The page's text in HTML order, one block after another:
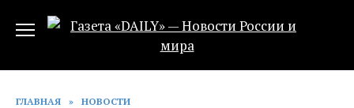
ГЛАВНАЯ » НОВОСТИ